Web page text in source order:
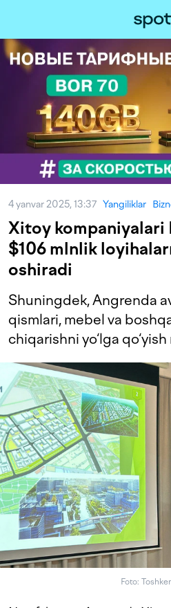
4 yanvar 2025, 13:37 Yangiliklar
Xitoy kompaniyalari
$106 mlnlik
oshiradi
Shuningdek, Angrenda
qismlari, mebel va
chiqarishni yo‘lga
Foto: